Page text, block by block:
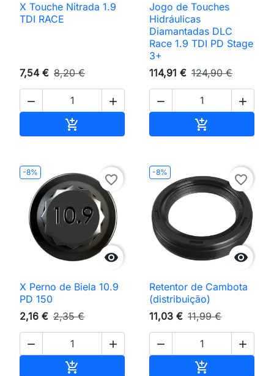
X Touche Nitrada 1.9
TDI RACE
7,54 € 8,20 €
 

Jogo de Touches
Hidráulicas
Diamantadas DLC
Race 1.9 TDI PD Stage
3+
114,91 € 124,90 €
 

-8%

favorite_border
X Perno de Biela 10.9
PD 150
2,16 € 2,35 €
 

-8%

favorite_border
Retentor de Cambota
(distribuição)
11,03 € 11,99 €
 
